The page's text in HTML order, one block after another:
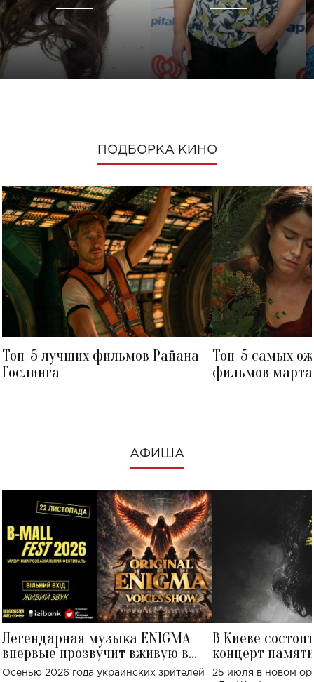
ПОДБОРКА КИНО
Топ-5 лучших фильмов Райана
Гослинга
Топ-5 самых
фильмов
АФИША
Легендарная музыка ENIGMA
впервые прозвучит вживую в
Украине: где состоится концерт
Осенью 2026 года украинских зрителей
В Киеве
концерт
Клименко:
25 июля в новом